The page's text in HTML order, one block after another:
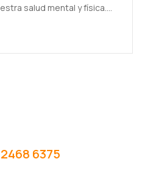
salud mental y física.
expresar nuestra
acumulado, sino que
nuestra coordinación
6375